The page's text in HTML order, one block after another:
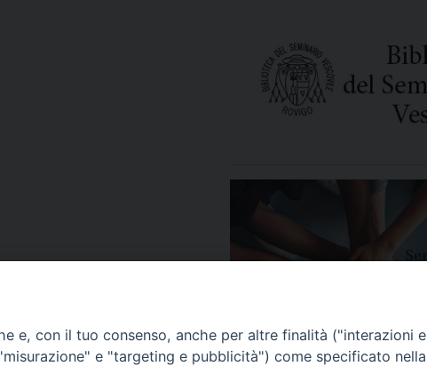
e, con il tuo consenso, anche per altre finalità ("interazioni e
e "targeting e pubblicità") come specificato nella